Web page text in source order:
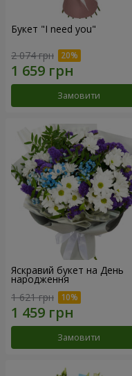
Букет "I need you"
2 074 грн
Замовити
Яскравий букет на День
народження
1 621 грн
Замовити